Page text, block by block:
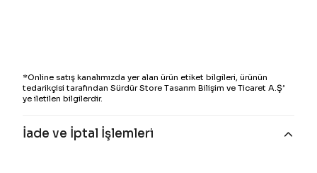
*Online satış kanalımızda yer alan ürün etiket bilgileri, ürünün
tedarikçisi tarafından Sürdür Store Tasarım Bilişim ve Ticaret A.Ş’
ye iletilen bilgilerdir.
İade ve İptal İşlemleri